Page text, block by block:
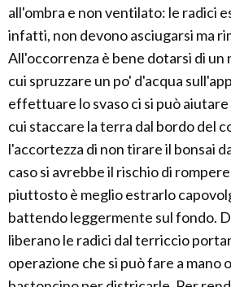
all'ombra e non ventilato: le radici
infatti, non devono asciugarsi ma
All'occorrenza è bene dotarsi di un
cui spruzzare un po' d'acqua
effettuare lo svaso ci si può
cui staccare la terra dal bordo del
l'accortezza di non tirare il bonsai
caso si avrebbe il rischio di
piuttosto è meglio estrarlo
battendo leggermente sul fondo.
liberano le radici dal terriccio
operazione che si può fare a mano